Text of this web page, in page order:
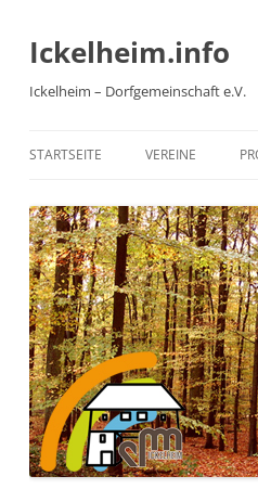
springen
Ickelheim.info
Ickelheim – Dorfgemeinschaft e.V.
STARTSEITE VEREINE